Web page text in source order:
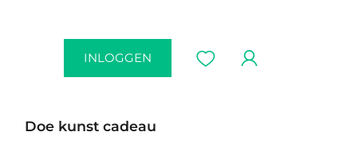
INLOGGEN
Doe kunst cadeau